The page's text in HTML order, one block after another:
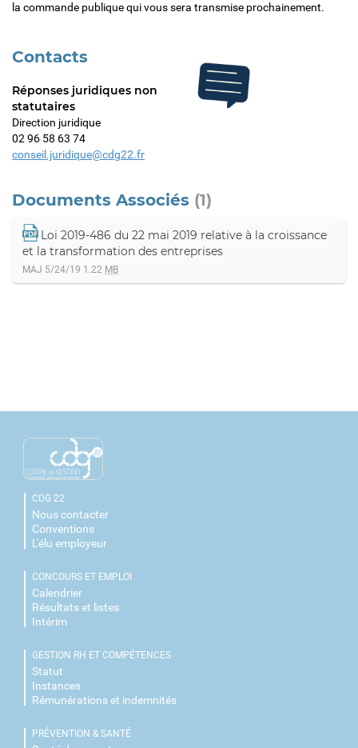
la commande publique qui vous sera transmise prochainement.
Contacts
Réponses juridiques non
statutaires
Direction juridique
02 96 58 63 74
conseil.juridique@cdg22.fr
Documents Associés (1)
Loi 2019-486 du 22 mai 2019 relative à la croissance
et la transformation des entreprises
MAJ 5/24/19 1.22 MB
CDG 22
Nous contacter
Conventions
L'élu employeur
CONCOURS ET EMPLOI
Calendrier
Résultats et listes
Intérim
GESTION RH ET COMPÉTENCES
Statut
Instances
Rémunérations et indemnités
PRÉVENTION & SANTÉ